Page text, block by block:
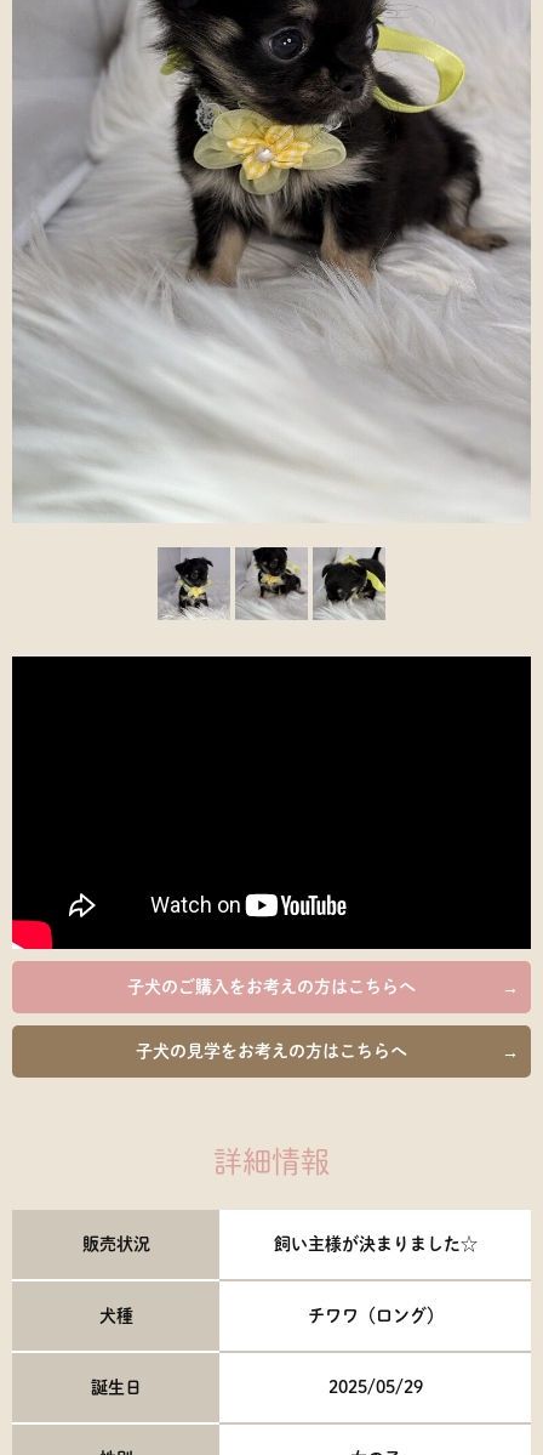
子犬のご購入をお考えの方はこちらへ
子犬の見学をお考えの方はこちらへ
詳細情報
販売状況 飼い主様が決まりました☆
犬種 チワワ（ロング）
誕生日 2025/05/29